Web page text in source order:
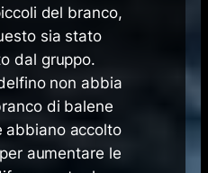
del branco,
sia stato
dal gruppo.
non abbia
di balene
abbiano accolto
aumentare le